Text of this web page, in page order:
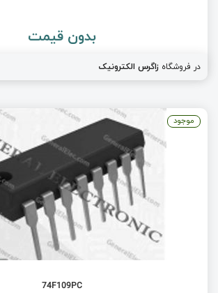
بدون قیمت
در فروشگاه زاگرس الکترونیک
74F109PC
موجود